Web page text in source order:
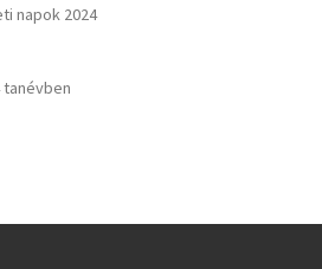
napok 2024
tanévben